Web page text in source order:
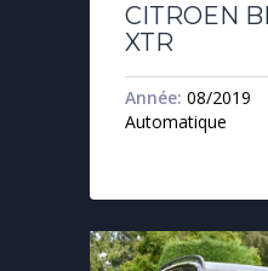
CITROEN
XTR
Année: 08/2019
Automatique